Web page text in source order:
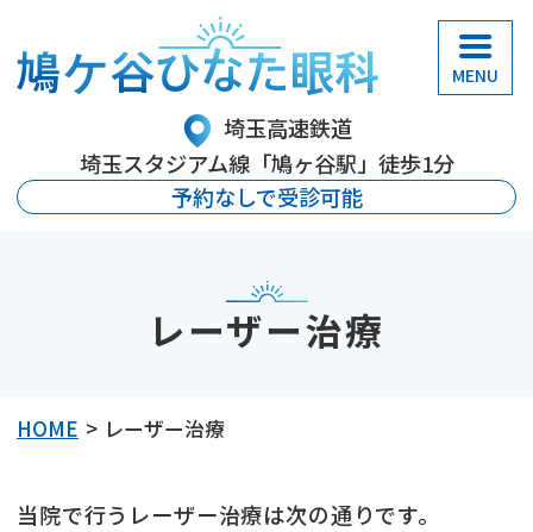
埼玉高速鉄道
埼玉スタジアム線「鳩ヶ谷駅」徒歩1分
予約なしで受診可能
レーザー治療
HOME レーザー治療
当院で行うレーザー治療は次の通りです。